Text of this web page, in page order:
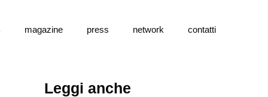
magazine press network contatti
Leggi anche